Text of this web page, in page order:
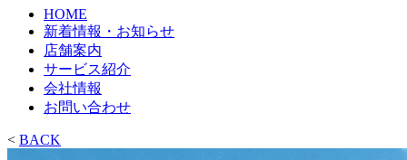
HOME
新着情報・お知らせ
店舗案内
サービス紹介
会社情報
お問い合わせ
< BACK